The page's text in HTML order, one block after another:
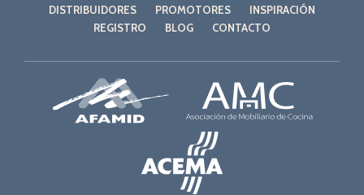
DISTRIBUIDORES
PROMOTORES
INSPIRACIÓN
REGISTRO
BLOG CONTACTO